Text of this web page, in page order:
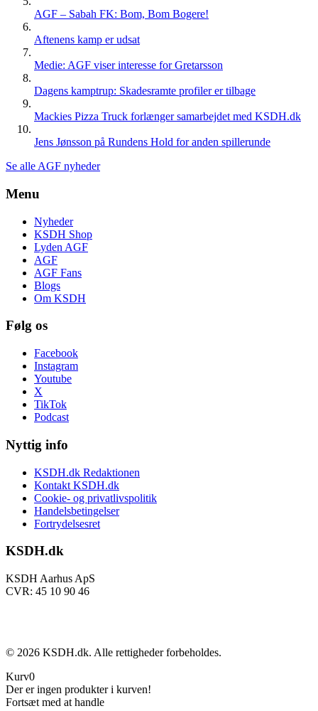
AGF – Sabah FK: Bom, Bom Bogere!
Aftenens kamp er udsat
Medie: AGF viser interesse for Gretarsson
Dagens kamptrup: Skadesramte profiler er tilbage
Mackies Pizza Truck forlænger samarbejdet med KSDH.dk
Jens Jønsson på Rundens Hold for anden spillerunde
Se alle AGF nyheder
Menu
Nyheder
KSDH Shop
Lyden AGF
AGF
AGF Fans
Blogs
Om KSDH
Følg os
Facebook
Instagram
Youtube
X
TikTok
Podcast
Nyttig info
KSDH.dk Redaktionen
Kontakt KSDH.dk
Cookie- og privatlivspolitik
Handelsbetingelser
Fortrydelsesret
KSDH.dk
KSDH Aarhus ApS
CVR: 45 10 90 46
© 2026 KSDH.dk. Alle rettigheder forbeholdes.
Kurv0
Der er ingen produkter i kurven!
Fortsæt med at handle